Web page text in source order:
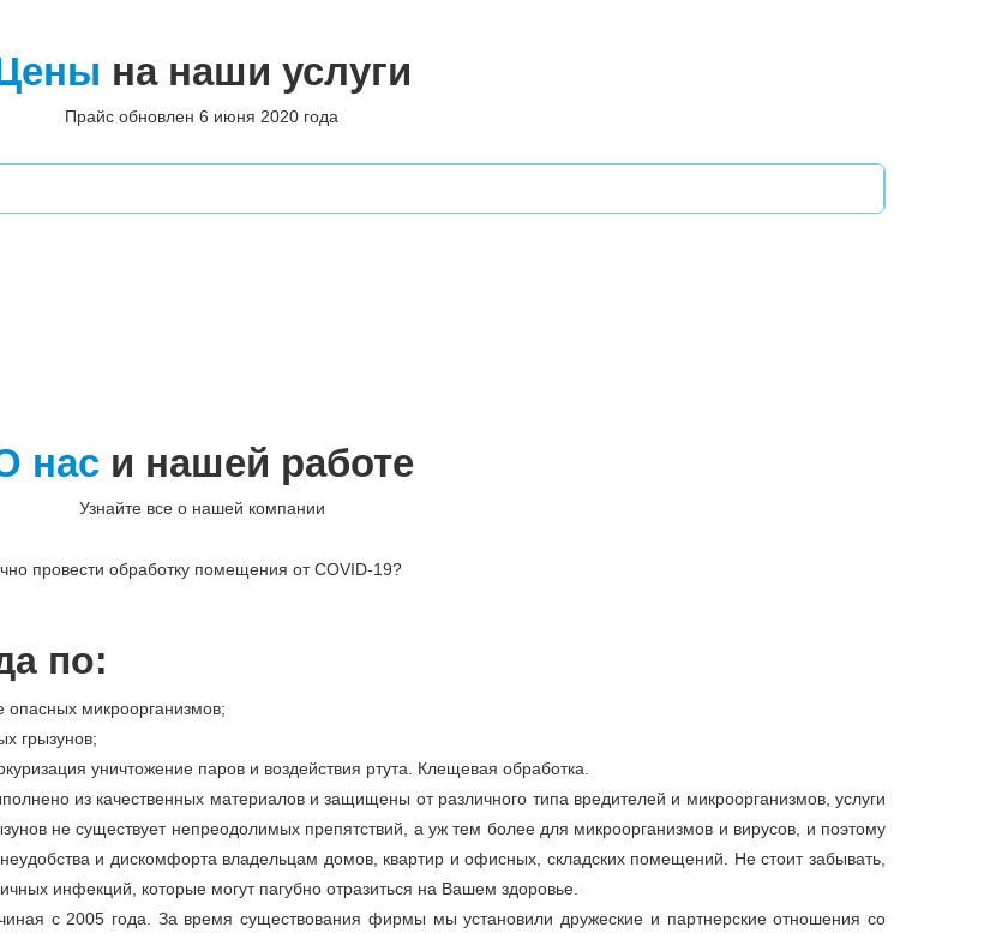
на наши услуги
Прайс обновлен 6 июня 2020 года
наси нашей работе
Узнайте все о нашей компании
провести обработку помещения от COVID-19?
по:
микроорганизмов;
грызунов;
уничтожение паров и воздействия ртута. Клещевая обработка.
из качественных материалов и защищены от различного типа вредителей и микроорганизмов, услуги
не существует непреодолимых препятствий, а уж тем более для микроорганизмов и вирусов, и поэтому
и дискомфорта владельцам домов, квартир и офисных, складских помещений. Не стоит забывать,
инфекций, которые могут пагубно отразиться на Вашем здоровье.
с 2005 года. За время существования фирмы мы установили дружеские и партнерские отношения со